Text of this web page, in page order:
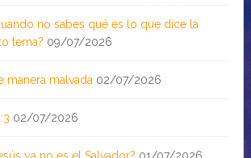
no sabes qué es lo que dice la
tema? 09/07/2026
manera malvada 02/07/2026
02/07/2026